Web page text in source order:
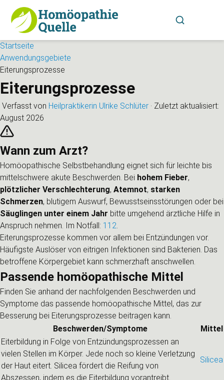
Startseite
Anwendungsgebiete
Eiterungsprozesse
Eiterungsprozesse
Verfasst von Heilpraktikerin Ulrike Schlüter · Zuletzt aktualisiert:
August 2026
Wann zum Arzt?
Homöopathische Selbstbehandlung eignet sich für leichte bis
mittelschwere akute Beschwerden. Bei hohem Fieber,
plötzlicher Verschlechterung, Atemnot, starken
Schmerzen, blutigem Auswurf, Bewusstseinsstörungen oder bei
Säuglingen unter einem Jahr bitte umgehend ärztliche Hilfe in
Anspruch nehmen. Im Notfall: 112.
Eiterungsprozesse kommen vor allem bei Entzündungen vor.
Häufigste Auslöser von eitrigen Infektionen sind Bakterien. Das
betroffene Körpergebiet kann schmerzhaft anschwellen.
Passende homöopathische Mittel
Finden Sie anhand der nachfolgenden Beschwerden und
Symptome das passende homöopathische Mittel, das zur
Besserung bei Eiterungsprozesse beitragen kann.
Beschwerden/Symptome
Mittel
Eiterbildung in Folge von Entzündungsprozessen an
vielen Stellen im Körper. Jede noch so kleine Verletzung
der Haut eitert. Silicea fördert die Reifung von
Abszessen, indem es die Eiterbildung vorantreibt.
Silicea